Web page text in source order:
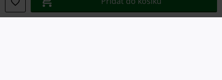
Informace o přístupnosti